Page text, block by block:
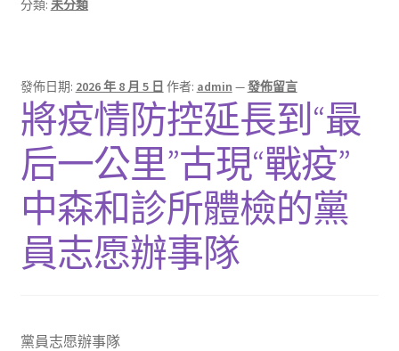
分類: 未分類
發佈日期: 2026 年 8 月 5 日 作者: admin —發佈留言
將疫情防控延長到“最
后一公里”古現“戰疫”
中森和診所體檢的黨
員志愿辦事隊
黨員志愿辦事隊